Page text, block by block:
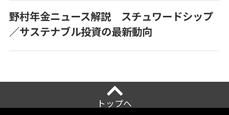
野村年金ニュース解説 スチュワードシップ
／サステナブル投資の最新動向
トップへ